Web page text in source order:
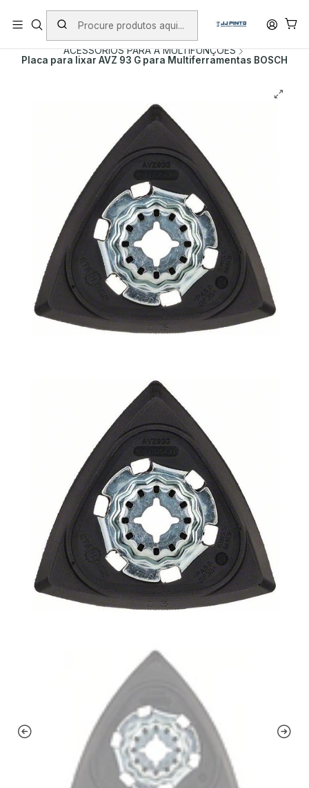
PORTES INCLUÍDOS EM ENCOMENDAS +75€ (excepto ilhas)
Início PRODUTOS
ACESSÓRIOS
ACESSORIOS PARA A MULTIFUNÇOES
Placa para lixar AVZ 93 G para Multiferramentas BOSCH